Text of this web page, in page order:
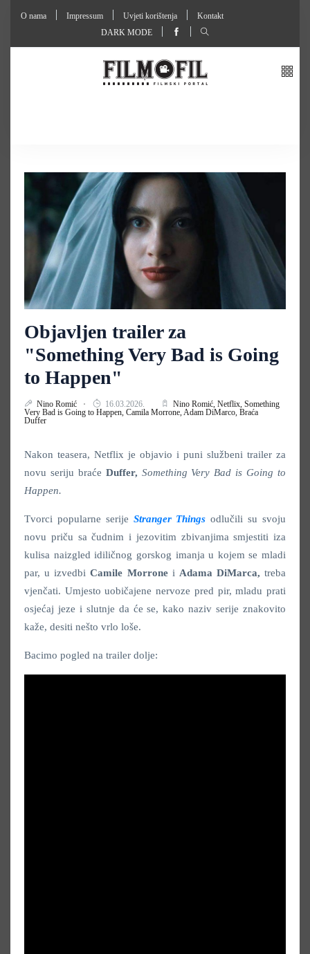
O nama Impressum Uvjeti korištenja
Kontakt
DARK MODE
Objavljen trailer za
"Something Very Bad is Going
to Happen"
Nino Romić 16.03.2026. Nino Romić, Netflix, Something
Very Bad is Going to Happen, Camila Morrone,Adam DiMarco, Braća
Duffer
Nakon teasera, Netflix je objavio i puni službeni trailer za
novu seriju braće Duffer, Something Very Bad is Going to
Happen.
Tvorci popularne serije Stranger Things odlučili su svoju
novu priču sa čudnim i jezovitim zbivanjima smjestiti iza
kulisa naizgled idiličnog gorskog imanja u kojem se mladi
par, u izvedbiCamile Morrone i Adama DiMarca, treba
vjenčati. Umjesto uobičajene nervoze pred pir, mladu prati
osjećaj jeze i slutnje da će se, kako naziv serije znakovito
kaže, desiti nešto vrlo loše.
Bacimo pogled na trailer dolje: